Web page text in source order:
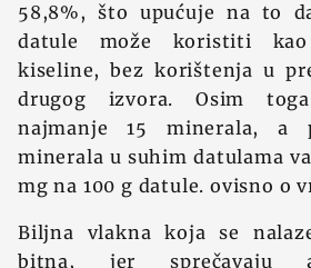
58,8%, što upućuje na to
datule može koristiti
kiseline, bez korištenja u
drugog izvora. Osim
najmanje 15 minerala, a
minerala u suhim datulama
mg na 100 g datule. ovisno o
Biljna vlakna koja se
bitna, jer sprečavaju